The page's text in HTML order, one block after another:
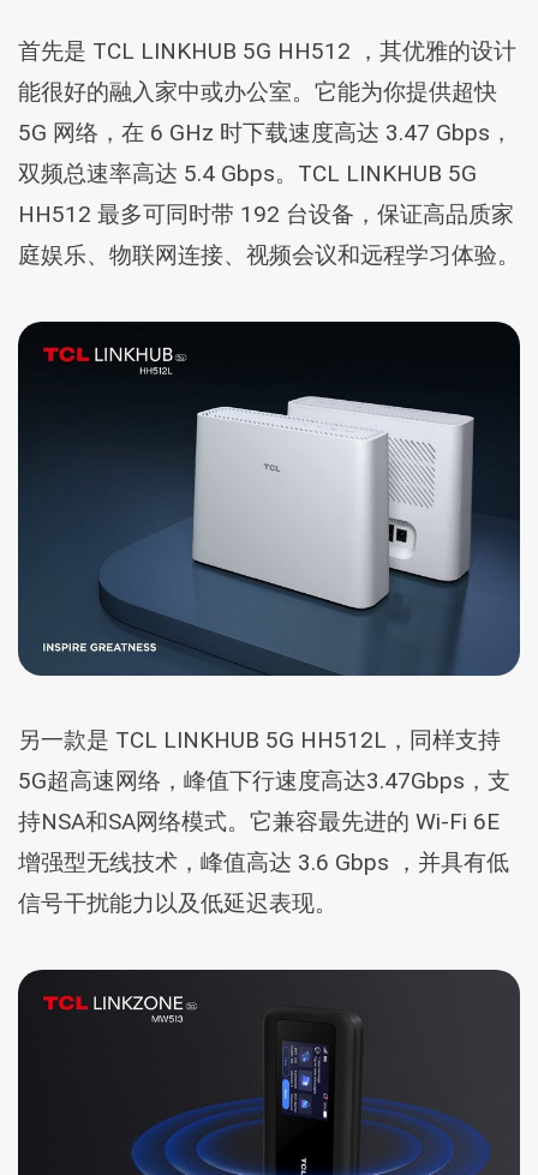
首先是 TCL LINKHUB 5G HH512 ，其优雅的设计
能很好的融入家中或办公室。它能为你提供超快
5G 网络，在 6 GHz 时下载速度高达 3.47 Gbps，
双频总速率高达 5.4 Gbps。TCL LINKHUB 5G
HH512 最多可同时带 192 台设备，保证高品质家
庭娱乐、物联网连接、视频会议和远程学习体验。
另一款是 TCL LINKHUB 5G HH512L，同样支持
5G超高速网络，峰值下行速度高达3.47Gbps，支
持NSA和SA网络模式。它兼容最先进的 Wi-Fi 6E
增强型无线技术，峰值高达 3.6 Gbps ，并具有低
信号干扰能力以及低延迟表现。